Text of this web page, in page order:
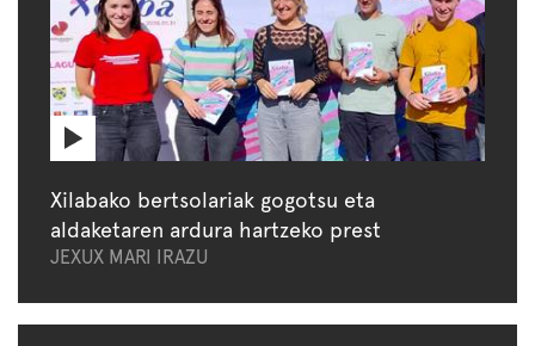
Xilabako bertsolariak gogotsu eta
aldaketaren ardura hartzeko prest
JEXUX MARI IRAZU